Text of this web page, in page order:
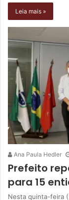
Leia mais »
Ana Paula Hedler
Prefeito
para 15
Nesta quinta-feira